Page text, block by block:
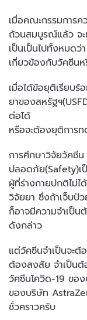
เมื่อคณะกรรมการ
ถ้วนสมบูรณ์แล้ว จะ
เป็นเป็นไปทั้งหมดว่
เกี่ยวข้องกับวัคซีนห
เมื่อได้ข้อยุติเรียบร้
ยาของสหรัฐฯ
ต่อได้
หรือจะต้องยุติการ
การศึกษาวิจัยวัคซี
ปลอดภัย(Safety)เ
ผู้ที่ร่างกายปกติไม่ไ
วิจัยยา ซึ่งถ้าเจ็บป่
ก็อาจมีความจำเป็น
ดังกล่าว
แต่วัคซีนจำเป็นจะ
ต้องสงสัย จำเป็นต้
วัคซีนโควิด-19 ขอ
ของบริษัท
ชั่วคราวครับ